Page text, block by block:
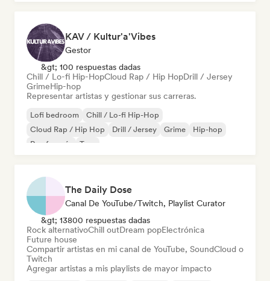
KAV / Kultur'a'Vibes
Gestor
&gt; 100 respuestas dadas
Chill / Lo-fi Hip-HopCloud Rap / Hip HopDrill / Jersey
GrimeHip-hop
Representar artistas y gestionar sus carreras.
Lofi bedroom
Chill / Lo-fi Hip-Hop
Cloud Rap / Hip Hop
Drill / Jersey Grime
Hip-hop
Rap francés
Trap
The Daily Dose
Canal De YouTube/Twitch, Playlist Curator
&gt; 13800 respuestas dadas
Rock alternativoChill outDream popElectrónica
Future house
Compartir artistas en mi canal de YouTube, SoundCloud o
Twitch
Agregar artistas a mis playlists de mayor impacto